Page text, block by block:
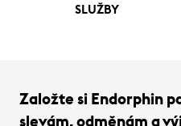
SLUŽBY
Založte si Endorphin
slevám, odměnám a